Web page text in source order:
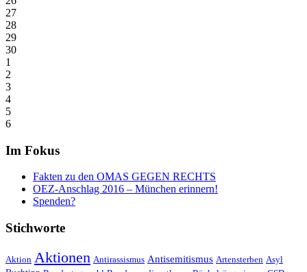
27
28
29
30
1
2
3
4
5
6
Im Fokus
Fakten zu den OMAS GEGEN RECHTS
OEZ-Anschlag 2016 – München erinnern!
Spenden?
Stichworte
Aktion Aktionen Antirassismus Antisemitismus Artensterben Asyl